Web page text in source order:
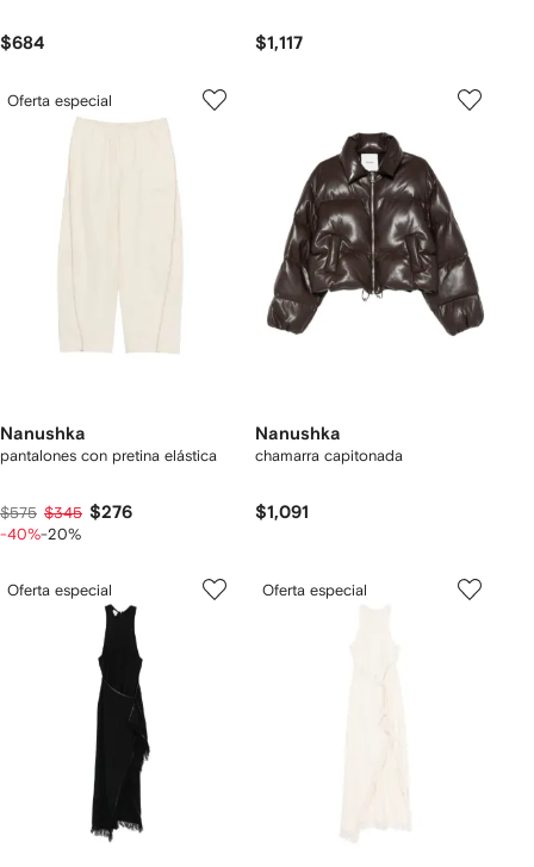
$684 $1,117
Oferta especial
Nanushka
pantalones con pretina elástica
$575 $345 $276
-40%-20%
Nanushka
chamarra capitonada
$1,091
Oferta especial Oferta especial